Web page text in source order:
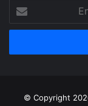
your
Email
© Copyright